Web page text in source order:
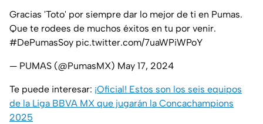
Gracias 'Toto' por siempre dar lo mejor de ti en Pumas.
Que te rodees de muchos éxitos en tu por venir.
#DePumasSoy pic.twitter.com/7uaWPiWPoY
— PUMAS (@PumasMX) May 17, 2024
Te puede interesar: ¡Oficial! Estos son los seis equipos
de la Liga BBVA MX que jugarán la Concachampions
2025